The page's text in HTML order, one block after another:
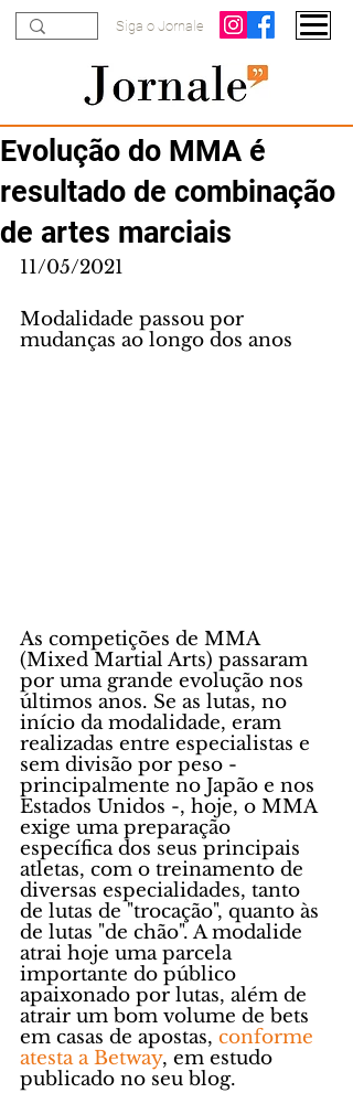
Siga o Jornale
Evolução do MMA é
resultado de combinação
de artes marciais
11/05/2021
Modalidade passou por
mudanças ao longo dos anos
As competições de MMA
(Mixed Martial Arts) passaram
por uma grande evolução nos
últimos anos. Se as lutas, no
início da modalidade, eram
realizadas entre especialistas e
sem divisão por peso -
principalmente no Japão e nos
Estados Unidos -, hoje, o MMA
exige uma preparação
específica dos seus principais
atletas, com o treinamento de
diversas especialidades, tanto
de lutas de "trocação", quanto às
de lutas "de chão". A modalide
atrai hoje uma parcela
importante do público
apaixonado por lutas, além de
atrair um bom volume de bets
em casas de apostas, conforme
atesta a Betway, em estudo
publicado no seu blog.